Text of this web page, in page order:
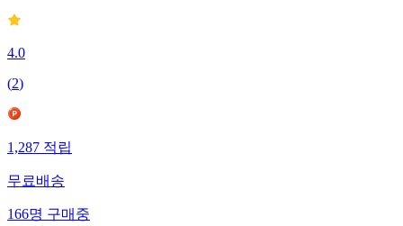
4.0
(2)
1,287적립
무료배송
166명구매중